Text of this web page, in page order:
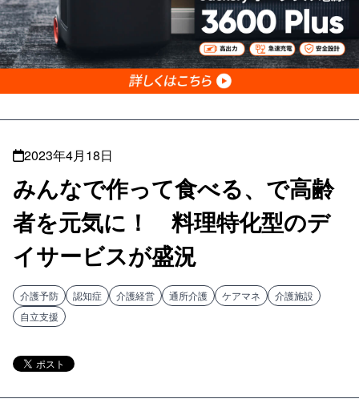
2023年4月18日
みんなで作って食べる、で高齢
者を元気に！ 料理特化型のデ
イサービスが盛況
介護予防 認知症 介護経営 通所介護 ケアマネ
介護施設
自立支援